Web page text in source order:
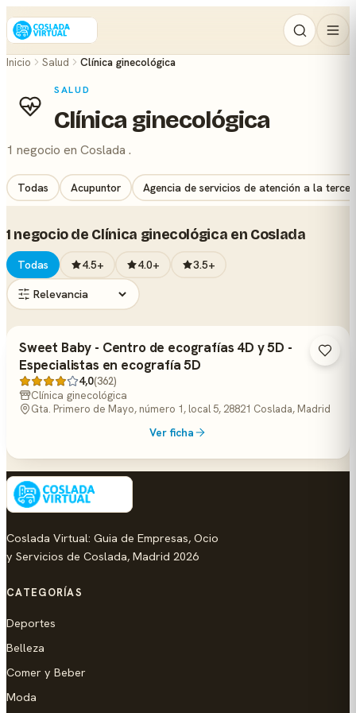
Inicio Salud Clínica ginecológica
SALUD
Clínica ginecológica
1 negocio en Coslada .
Todas Acupuntor Agencia de servicios de atención a la
1 negocio de Clínica ginecológica en Coslada
Todas 4.5+ 4.0+ 3.5+
Sweet Baby - Centro de ecografías 4D y 5D -
Especialistas en ecografía 5D
4,0(362)
Clínica ginecológica
Gta. Primero de Mayo, número 1, local 5, 28821 Coslada, Madrid
Ver ficha
Coslada Virtual: Guia de Empresas, Ocio
y Servicios de Coslada, Madrid 2026
CATEGORÍAS
Deportes
Belleza
Comer y Beber
Moda